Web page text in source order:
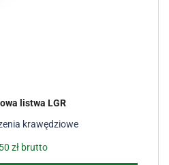
krawędziowe
listwa LGR
złbrutto